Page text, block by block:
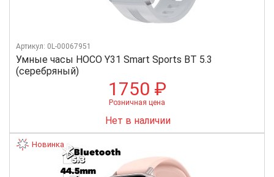
Умные часы HOCO Y31 Smart Sports BT 5.3
(серебряный)
Артикул: 0L-00067951
1750 ₽
Розничная цена
Нет в наличии
Новинка